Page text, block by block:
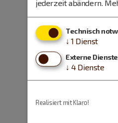
jederzeit abändern.
Technisch
↓ 1 Dienst
Externe Dienste
↓ 4 Dienste
Realisiert mit Klaro!